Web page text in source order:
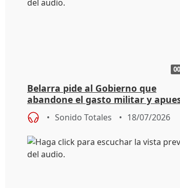
Belarra pide al Gobierno que
abandone el gasto militar y
"de verdad" por la cultura
Sonido Totales 18/07/2026